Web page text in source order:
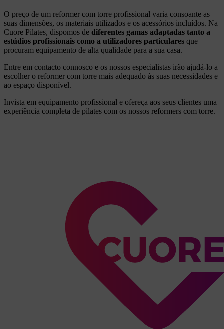
O preço de um reformer com torre profissional varia consoante as
suas dimensões, os materiais utilizados e os acessórios incluídos. Na
Cuore Pilates, dispomos de diferentes gamas adaptadas tanto a
estúdios profissionais como a utilizadores particulares que
procuram equipamento de alta qualidade para a sua casa.
Entre em contacto connosco e os nossos especialistas irão ajudá-lo a
escolher o reformer com torre mais adequado às suas necessidades e
ao espaço disponível.
Invista em equipamento profissional e ofereça aos seus clientes uma
experiência completa de pilates com os nossos reformers com torre.